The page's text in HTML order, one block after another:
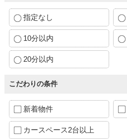
指定なし
10分以内
20分以内
こだわりの条件
新着物件
カースペース2台以上